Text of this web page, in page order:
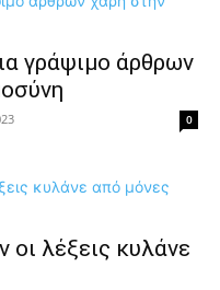
γράψιμο άρθρων
0
οι λέξεις κυλάνε